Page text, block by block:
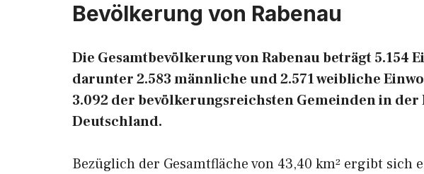
Bevölkerung von Rabenau
Die Gesamtbevölkerung von Rabenau beträgt 5.154
darunter 2.583 männliche und 2.571 weibliche
3.092 der bevölkerungsreichsten Gemeinden in
Deutschland.
Bezüglich der Gesamtfläche von 43,40 km² ergibt sich